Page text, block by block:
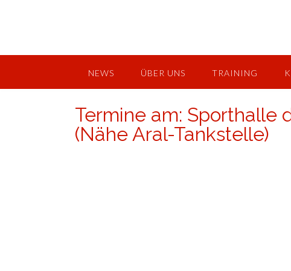
NEWS ÜBER UNS TRAINING
Termine am: Sporthalle
(Nähe Aral-Tankstelle)